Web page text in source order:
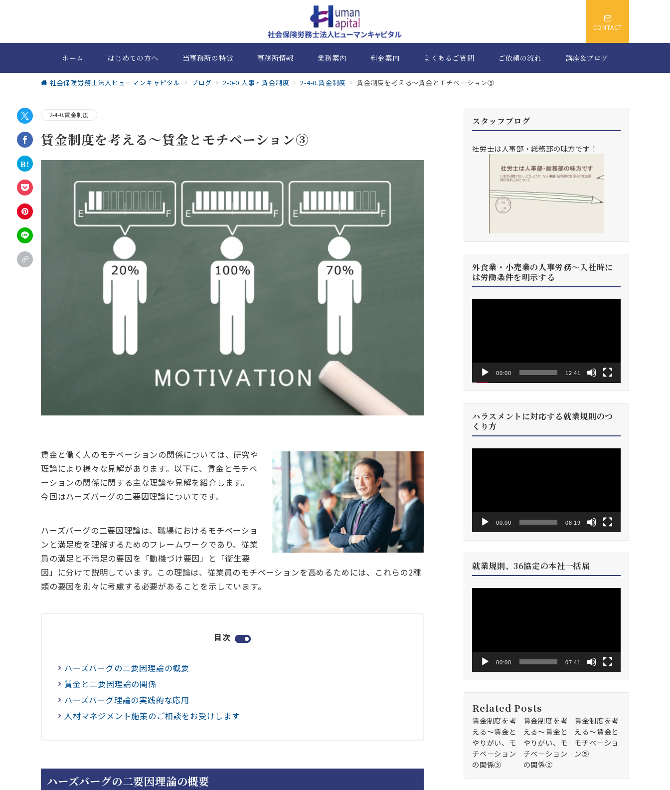
CONTACT
ホーム はじめての方へ 当事務所の特徴 事務所情報 業務案内 料金案内 よくあるご質問 ご依頼の流れ 講座&ブログ
社会保険労務士法人ヒューマンキャピタル ブログ 2-0-0.人事・賃金制度 2-4-0.賃金制度 賃金制度を考える～賃金とモチベーション③
2-4-0.賃金制度
賃金制度を考える～賃金とモチベーション③
賃金と働く人のモチベーションの関係については、研究や
理論により様々な見解があります。以下に、賃金とモチベ
ーションの関係に関する主な理論や見解を紹介します。
今回はハーズバーグの二要因理論についてです。
ハーズバーグの二要因理論は、職場におけるモチベーショ
ンと満足度を理解するためのフレームワークであり、従業
員の満足と不満足の要因を「動機づけ要因」と「衛生要
因」に分けて説明しています。この理論は、従業員のモチベーションを高めるためには、これらの2種
類の要因を別々に考慮する必要があることを示しています。
目次
ハーズバーグの二要因理論の概要
賃金と二要因理論の関係
ハーズバーグ理論の実践的な応用
人材マネジメント施策のご相談をお受けします
ハーズバーグの二要因理論の概要
スタッフブログ
社労士は人事部・総務部の味方です！
外食業・小売業の人事労務～入社時に
は労働条件を明示する
00:00 12:41
ハラスメントに対応する就業規則のつ
くり方
00:00 08:19
就業規則、36協定の本社一括届
00:00 07:41
Related Posts
賃金制度を考
える～賃金と
やりがい、モ
チベーション
の関係③
賃金制度を考
える～賃金と
やりがい、モ
チベーション
の関係②
賃金制度を考
える～賃金と
モチベーショ
ン⑤